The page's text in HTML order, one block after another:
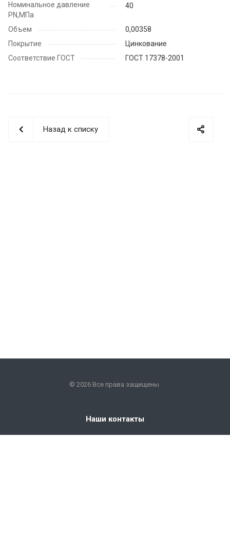
Номинальное давление
PN,МПа
40
Объем
0,00358
Покрытие
Цинкование
Соответствие ГОСТ
ГОСТ 17378-2001
Назад к списку
© 2026 Все права защищены.
Наши контакты